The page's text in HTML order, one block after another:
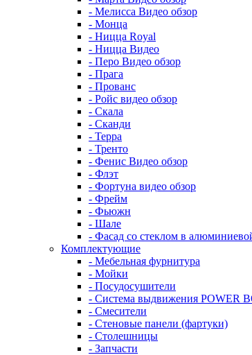
- Мелисса Видео обзор
- Монца
- Ницца Royal
- Ницца Видео
- Перо Видео обзор
- Прага
- Прованс
- Ройс видео обзор
- Скала
- Сканди
- Терра
- Тренто
- Фенис Видео обзор
- Флэт
- Фортуна видео обзор
- Фрейм
- Фьюжн
- Шале
- Фасад со стеклом в
Комплектующие
- Мебельная фурнитура
- Мойки
- Посудосушители
- Система выдвижения POWER
- Смесители
- Стеновые панели (фартуки)
- Столешницы
- Запчасти